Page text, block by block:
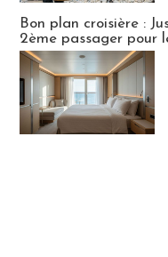
Bon plan croisière :
2ème passager pour